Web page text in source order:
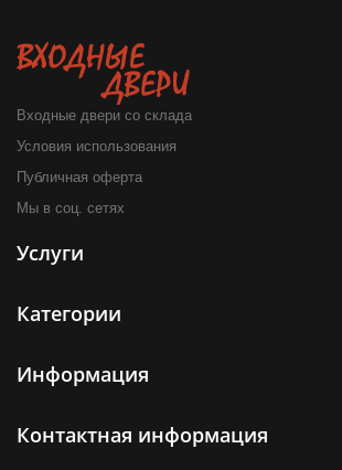
Входные двери со склада
Условия использования
Публичная оферта
Мы в соц. сетях
Услуги
Категории
Информация
Контактная информация